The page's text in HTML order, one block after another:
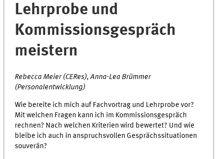
Lehrprobe und
Kommissionsgespräch
meistern
Rebecca Meier (CERes), Anna-Lea Brümmer
(Personalentwicklung)
Wie bereite ich mich auf Fachvortrag und Lehrprobe vor?
Mit welchen Fragen kann ich im Kommissionsgespräch
rechnen? Nach welchen Kriterien wird bewertet? Und wie
bleibe ich auch in anspruchsvollen Gesprächssituationen
souverän?